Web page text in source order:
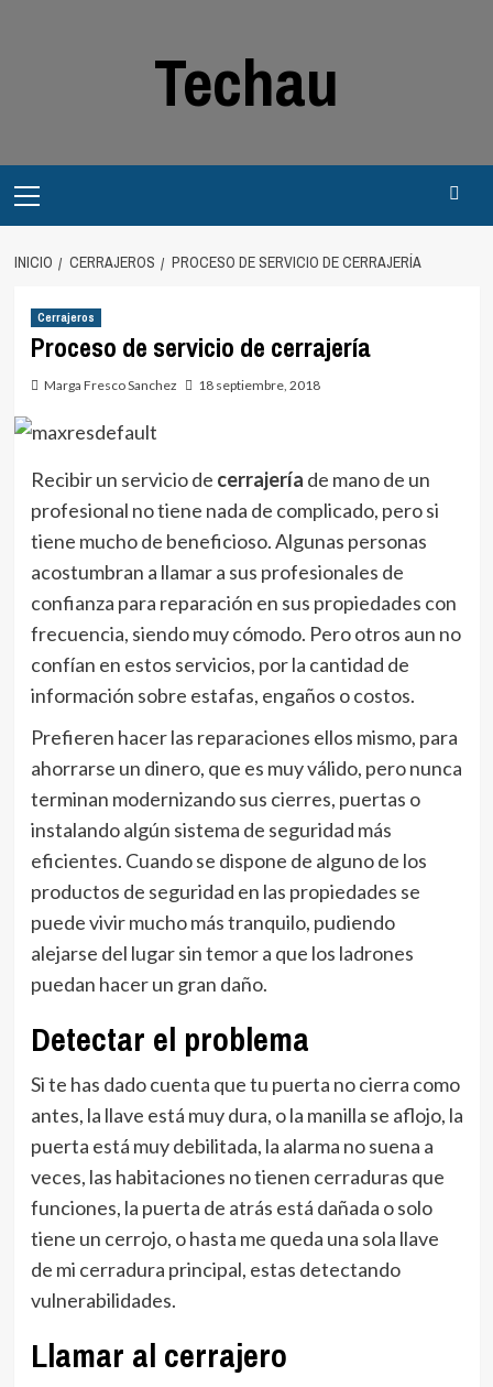
Techau
principal
INICIO CERRAJEROS PROCESO DE SERVICIO DE CERRAJERÍA
Cerrajeros
Proceso de servicio de cerrajería
Marga Fresco Sanchez 18 septiembre, 2018
Recibir un servicio de cerrajería de mano de un
profesional no tiene nada de complicado, pero si
tiene mucho de beneficioso. Algunas personas
acostumbran a llamar a sus profesionales de
confianza para reparación en sus propiedades con
frecuencia, siendo muy cómodo. Pero otros aun no
confían en estos servicios, por la cantidad de
información sobre estafas, engaños o costos.
Prefieren hacer las reparaciones ellos mismo, para
ahorrarse un dinero, que es muy válido, pero nunca
terminan modernizando sus cierres, puertas o
instalando algún sistema de seguridad más
eficientes. Cuando se dispone de alguno de los
productos de seguridad en las propiedades se
puede vivir mucho más tranquilo, pudiendo
alejarse del lugar sin temor a que los ladrones
puedan hacer un gran daño.
Detectar el problema
Si te has dado cuenta que tu puerta no cierra como
antes, la llave está muy dura, o la manilla se aflojo, la
puerta está muy debilitada, la alarma no suena a
veces, las habitaciones no tienen cerraduras que
funciones, la puerta de atrás está dañada o solo
tiene un cerrojo, o hasta me queda una sola llave
de mi cerradura principal, estas detectando
vulnerabilidades.
Llamar al cerrajero